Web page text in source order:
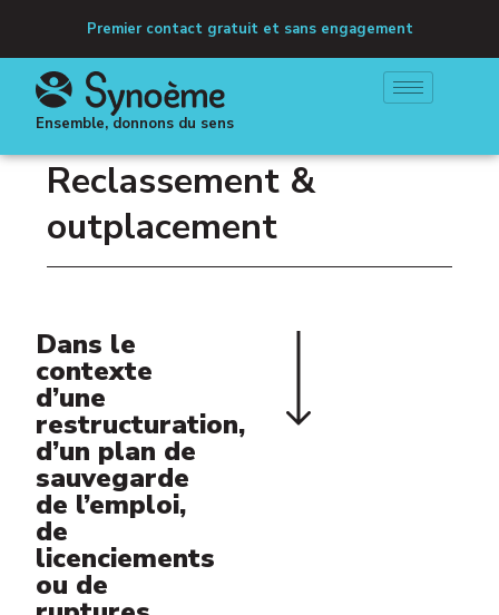
Premier contact gratuit et sans engagement
Ensemble, donnons du sens
Reclassement &
outplacement
Dans le
contexte
d’une
restructuration,
d’un plan de
sauvegarde
de l’emploi,
de
licenciements
ou de